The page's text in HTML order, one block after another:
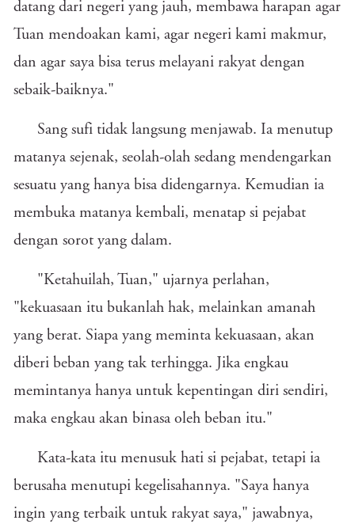
datang dari negeri yang jauh, membawa harapan agar
Tuan mendoakan kami, agar negeri kami makmur,
dan agar saya bisa terus melayani rakyat dengan
sebaik-baiknya."
Sang sufi tidak langsung menjawab. Ia menutup
matanya sejenak, seolah-olah sedang mendengarkan
sesuatu yang hanya bisa didengarnya. Kemudian ia
membuka matanya kembali, menatap si pejabat
dengan sorot yang dalam.
"Ketahuilah, Tuan," ujarnya perlahan,
"kekuasaan itu bukanlah hak, melainkan amanah
yang berat. Siapa yang meminta kekuasaan, akan
diberi beban yang tak terhingga. Jika engkau
memintanya hanya untuk kepentingan diri sendiri,
maka engkau akan binasa oleh beban itu."
Kata-kata itu menusuk hati si pejabat, tetapi ia
berusaha menutupi kegelisahannya. "Saya hanya
ingin yang terbaik untuk rakyat saya," jawabnya,